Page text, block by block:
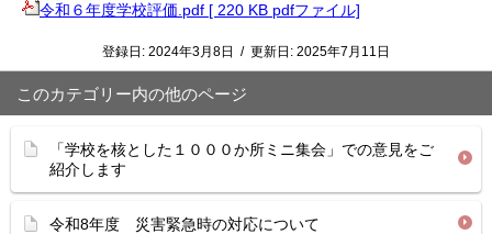
令和６年度学校評価.pdf [ 220 KB pdfファイル]
登録日: 2024年3月8日 / 更新日: 2025年7月11日
このカテゴリー内の他のページ
「学校を核とした１０００か所ミニ集会」での意見をご
紹介します
令和8年度 災害緊急時の対応について